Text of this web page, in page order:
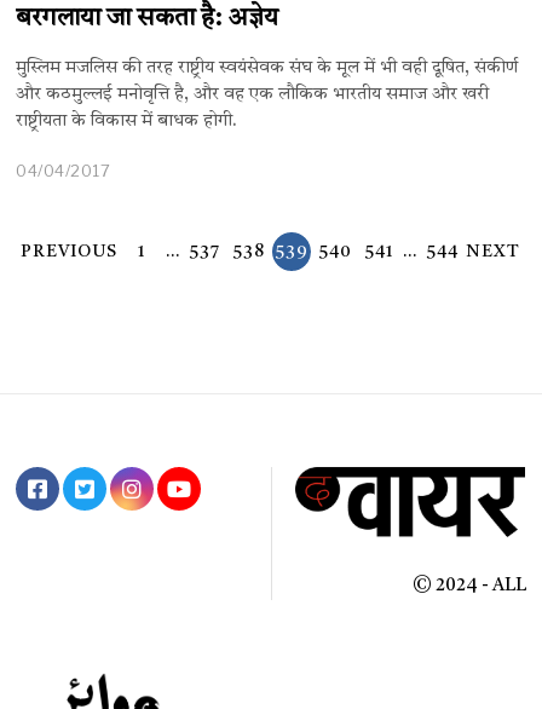
बरगलाया जा सकता है: अज्ञेय
मुस्लिम मजलिस की तरह राष्ट्रीय स्वयंसेवक संघ के मूल में भी वही दूषित, संकीर्ण
और कठमुल्लई मनोवृत्ति है, और वह एक लौकिक भारतीय समाज और खरी
राष्ट्रीयता के विकास में बाधक होगी.
04/04/2017
PREVIOUS 1 … 537 538 539 540 541 … 544 NEXT
© 2024 - ALL